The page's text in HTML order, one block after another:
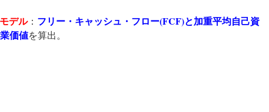
デル： フリー・キャッシュ・フロー(FCF)と加重平均自己資
価値を算出。